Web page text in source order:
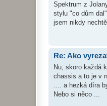
Spektrum z
stylu "co dům
jsem nikdy
Re: Ako
Nu, skoro každá
chassis a to je v
.... a hezká díra
Nebo si něco ...